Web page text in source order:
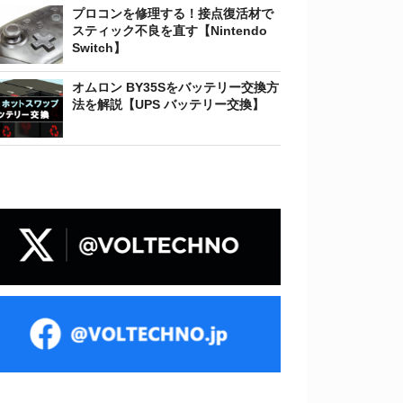
プロコンを修理する！接点復活材で
スティック不良を直す【Nintendo
Switch】
オムロン BY35Sをバッテリー交換方
法を解説【UPS バッテリー交換】